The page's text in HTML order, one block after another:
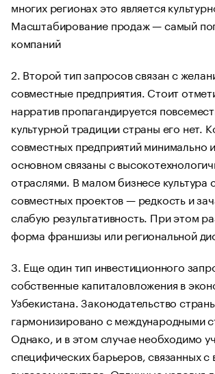
многих регионах это является
Масштабирование продаж — самый
компаний
2. Второй тип запросов связан с
совместные предприятия. Стоит
нарратив пропагандируется
культурной традиции страны его нет.
совместных предприятий минимально
основном связаны с
отраслями. В малом бизнесе культура
совместных проектов — редкость и
слабую результативность. При этом
форма франшизы или региональной
3. Еще один тип инвестиционного
собственные капиталовложения в
Узбекистана. Законодательство
гармонизировано с международными
Однако, и в этом случае необходимо
специфических барьеров, связанных с